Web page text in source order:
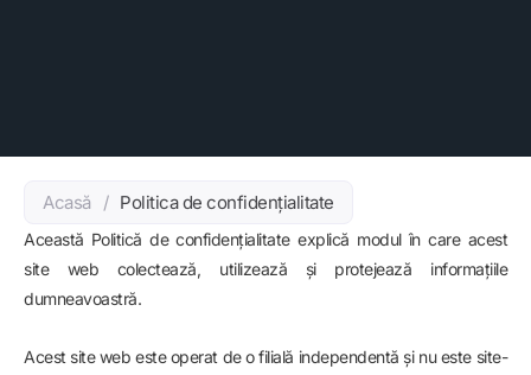
Acasă / Politica de confidențialitate
Această Politică de confidențialitate explică modul în care acest
site web colectează, utilizează și protejează informațiile
dumneavoastră.
Acest site web este operat de o filială independentă și nu este site-